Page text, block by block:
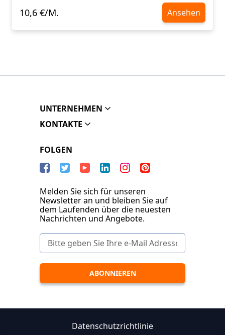
10,6 €/M.
Ansehen
UNTERNEHMEN
KONTAKTE
FOLGEN
Melden Sie sich für unseren
Newsletter an und bleiben Sie auf
dem Laufenden über die neuesten
Nachrichten und Angebote.
Datenschutzrichtlinie